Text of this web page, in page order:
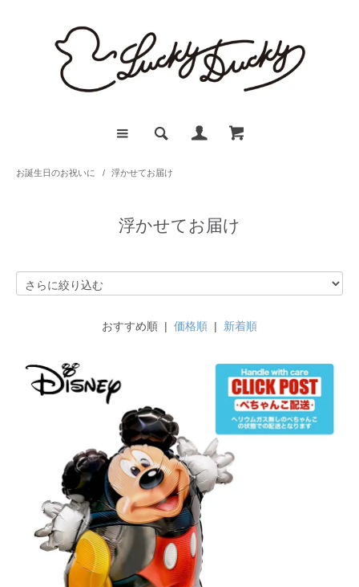
お誕生日のお祝いに / 浮かせてお届け
浮かせてお届け
おすすめ順 | 価格順 | 新着順